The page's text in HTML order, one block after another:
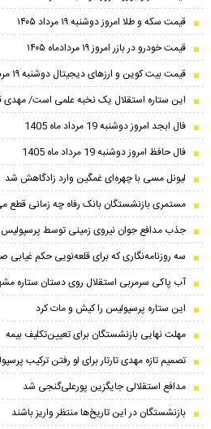
قیمت سکه و طلا امروز دوشنبه ۱۹ مرداد ۱۴۰۵
قیمت خودرو در بازر امروز ۱۹ مردادماه ۱۴۰۵
قیمت بیت کوین و ارز‌های دیجیتال دوشنبه ۱۹ مرداد ۱۴۰۵
این ستاره استقلال یک نخبه علمی است/
فال ابجد امروز دوشنبه 19 مرداد ماه 1405
فال حافظ امروز دوشنبه 19 مرداد ماه 1405
لیونل مسی با چهره‌ای غمگین وارد زادگاهش شد
مستمری بازنشستگان بانک رفاه چه زمانی قطع
جذب مدافع جوان نیروی زمینی توسط پرسپولیس
سه روزنامه‌نگاری که برای قلعه‌نویی حکم غیابی
آب پاکی سرمربی استقلال روی دستان ستاره
این ستاره پرسپولیس را کیش و مات کرد
مهلت نهایی بازنشستگان برای تعیین‌تکلیف بیمه
تصمیم تازه مهدی تارتار برای لو رفتن ترکیب
مدافع استقلالی جایگزین پورعلی‌گنجی شد
بازنشستگان در این تاریخ‌ها منتظر واریز باشند